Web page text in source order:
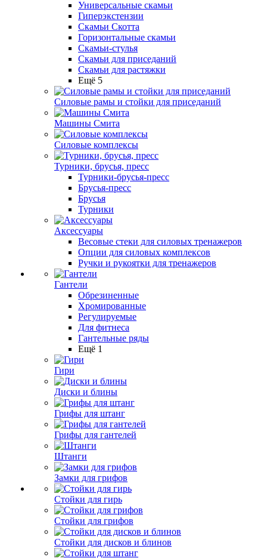
Универсальные скамьи
Гиперэкстензии
Скамьи Скотта
Горизонтальные скамьи
Скамьи-стулья
Скамьи для приседаний
Скамьи для растяжки
Ещё 5
Силовые рамы и стойки для приседаний
Машины Смита
Силовые комплексы
Турники, брусья, пресс
Турники-брусья-пресс
Брусья-пресс
Брусья
Турники
Аксессуары
Весовые стеки для силовых тренажеров
Опции для силовых комплексов
Ручки и рукоятки для тренажеров
Гантели
Обрезиненные
Хромированные
Регулируемые
Для фитнеса
Гантельные ряды
Ещё 1
Гири
Диски и блины
Грифы для штанг
Грифы для гантелей
Штанги
Замки для грифов
Стойки для гирь
Стойки для грифов
Стойки для дисков и блинов